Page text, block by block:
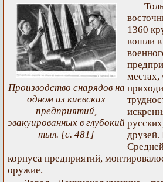
Производство снарядов на
одном из киевских
предприятий,
эвакуированных в глубокий
тыл. [с. 481]
1360
вошли в
местах,
друзей.
корпуса предприятий,
оружие.